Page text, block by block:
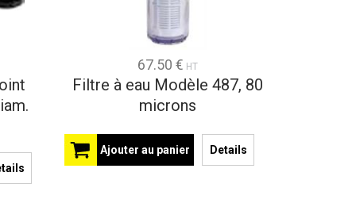
67.50 € HT
Filtre à eau Modèle 487, 80
microns
Ajouter au panier Details